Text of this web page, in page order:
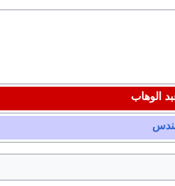
الوهاب